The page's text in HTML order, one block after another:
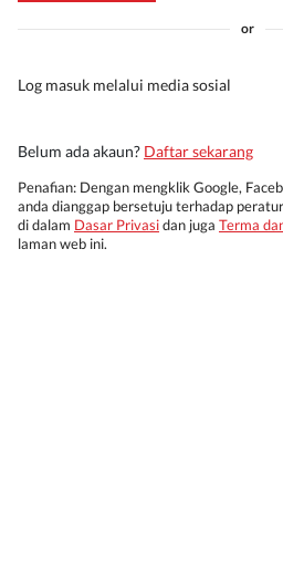
or
Log masuk melalui media sosial
Belum ada akaun? Daftar sekarang
Penafian: Dengan mengklik Google,
anda dianggap bersetuju terhadap
di dalam Dasar Privasidan juga Terma
laman web ini.